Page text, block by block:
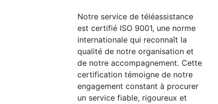
Notre service de téléassistance
est certifié ISO 9001, une norme
internationale qui reconnaît la
qualité de notre organisation et
de notre accompagnement. Cette
certification témoigne de notre
engagement constant à procurer
un service fiable, rigoureux et